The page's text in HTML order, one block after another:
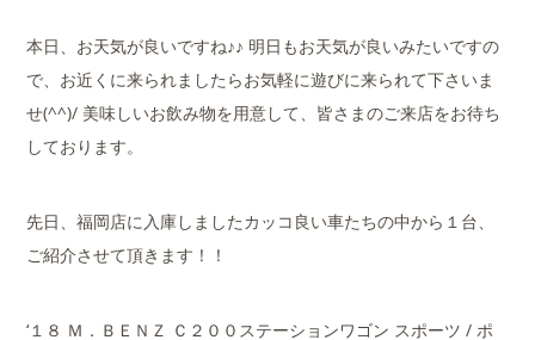
本日、お天気が良いですね♪♪ 明日もお天気が良いみたいですの
で、お近くに来られましたらお気軽に遊びに来られて下さいま
せ(^^)/ 美味しいお飲み物を用意して、皆さまのご来店をお待ち
しております。
先日、福岡店に入庫しましたカッコ良い車たちの中から１台、
ご紹介させて頂きます！！
‘１８ Ｍ．ＢＥＮＺ Ｃ２００ステーションワゴン スポーツ / ポ